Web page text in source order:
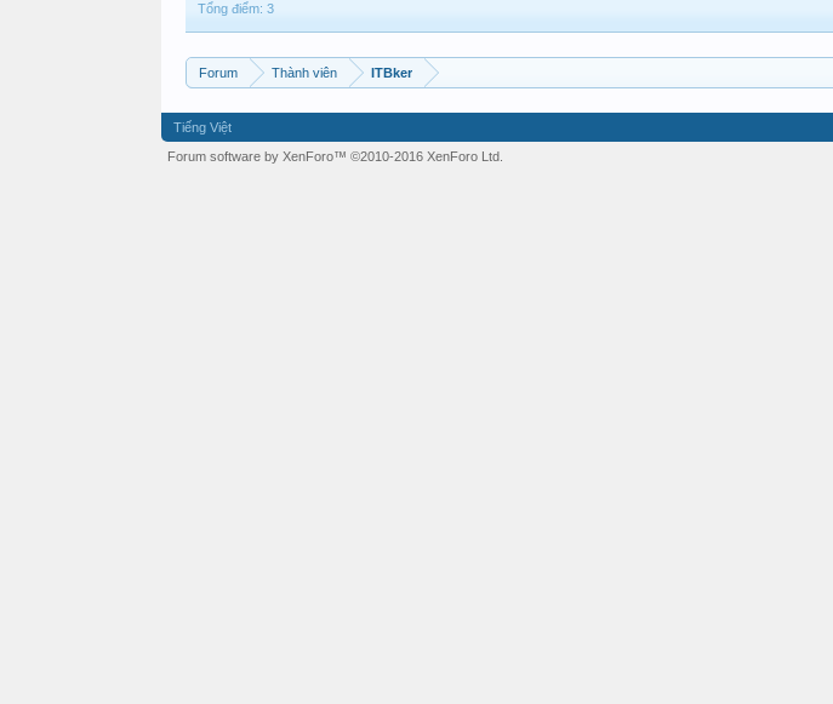
Tổng điểm: 3
Forum Thành viên ITBker
Tiếng Việt
Forum software by XenForo™ ©2010-2016 XenForo Ltd.